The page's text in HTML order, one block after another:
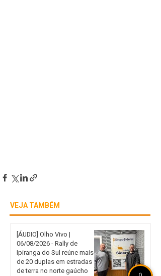
VEJA TAMBÉM
[ÁUDIO] Olho Vivo |
06/08/2026 - Rally de
Ipiranga do Sul reúne mais
de 20 duplas em estradas
de terra no norte gaúcho